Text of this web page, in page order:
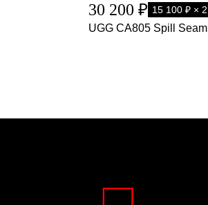
30 200 ₽ 15 100 ₽ × 2
UGG CA805 Spill Seam